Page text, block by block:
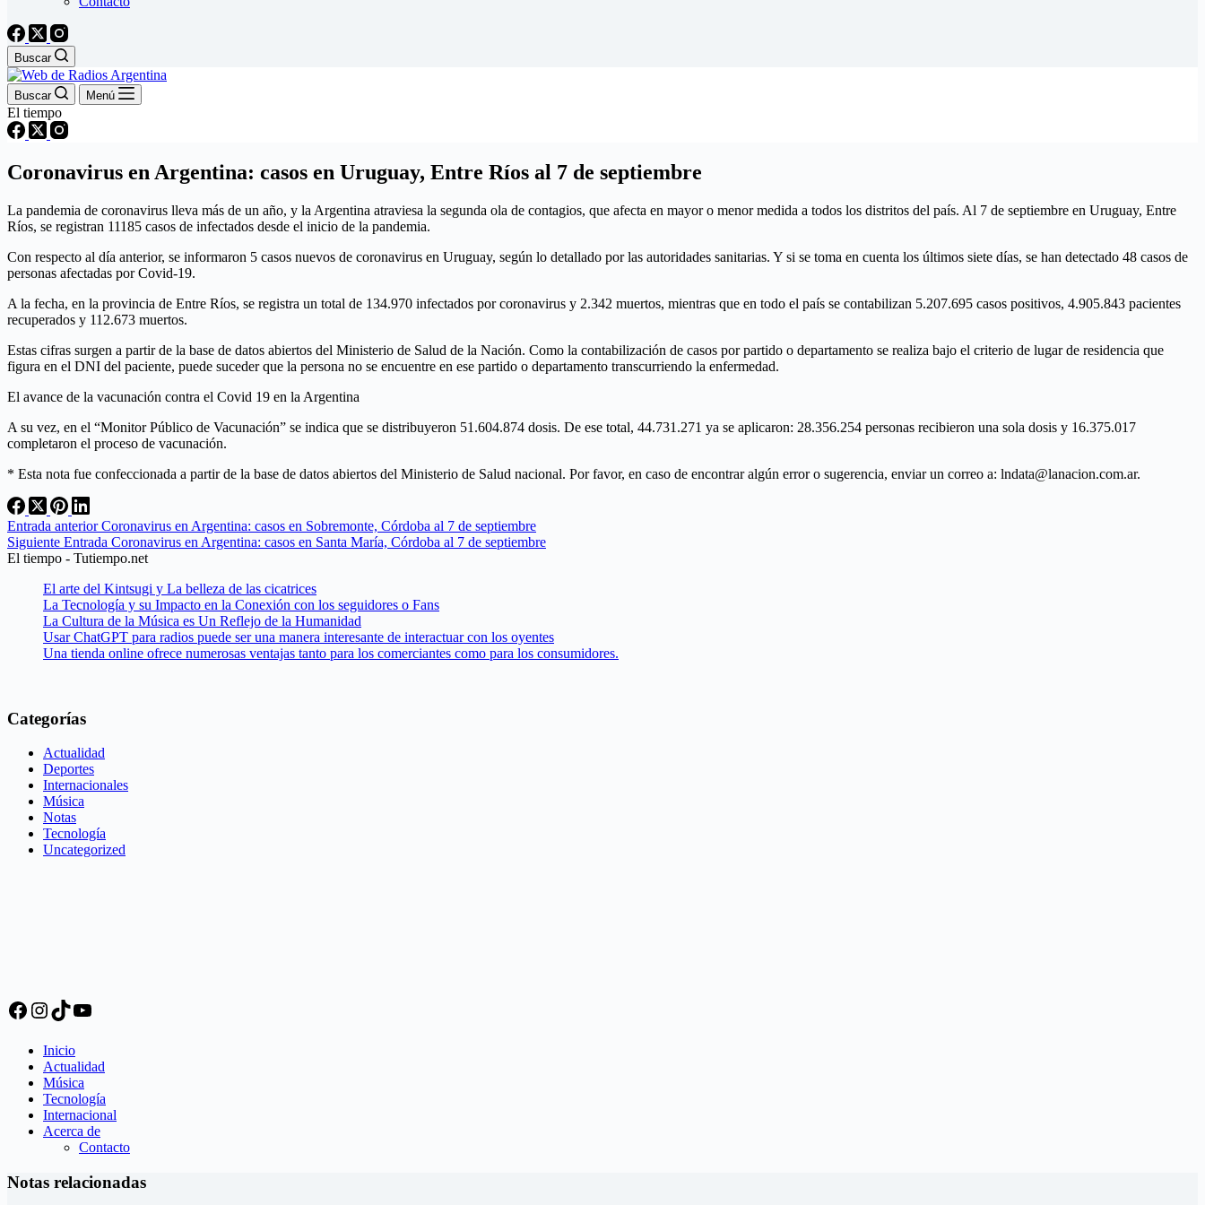
Buscar
Buscar Menú
El tiempo
Coronavirus en Argentina: casos en Uruguay, Entre Ríos al 7 de septiembre
La pandemia de coronavirus lleva más de un año, y la Argentina atraviesa la segunda ola de contagios, que afecta en mayor o menor medida a todos los distritos del país. Al 7 de septiembre en Uruguay, Entre
Ríos, se registran 11185 casos de infectados desde el inicio de la pandemia.
Con respecto al día anterior, se informaron 5 casos nuevos de coronavirus en Uruguay, según lo detallado por las autoridades sanitarias. Y si se toma en cuenta los últimos siete días, se han detectado 48 casos de
personas afectadas por Covid-19.
A la fecha, en la provincia de Entre Ríos, se registra un total de 134.970 infectados por coronavirus y 2.342 muertos, mientras que en todo el país se contabilizan 5.207.695 casos positivos, 4.905.843 pacientes
recuperados y 112.673 muertos.
Estas cifras surgen a partir de la base de datos abiertos del Ministerio de Salud de la Nación. Como la contabilización de casos por partido o departamento se realiza bajo el criterio de lugar de residencia que
figura en el DNI del paciente, puede suceder que la persona no se encuentre en ese partido o departamento transcurriendo la enfermedad.
El avance de la vacunación contra el Covid 19 en la Argentina
A su vez, en el “Monitor Público de Vacunación” se indica que se distribuyeron 51.604.874 dosis. De ese total, 44.731.271 ya se aplicaron: 28.356.254 personas recibieron una sola dosis y 16.375.017
completaron el proceso de vacunación.
* Esta nota fue confeccionada a partir de la base de datos abiertos del Ministerio de Salud nacional. Por favor, en caso de encontrar algún error o sugerencia, enviar un correo a: lndata@lanacion.com.ar.
Entrada anteriorCoronavirus en Argentina: casos en Sobremonte, Córdoba al 7 de septiembre
Siguiente Entrada Coronavirus en Argentina: casos en Santa María, Córdoba al 7 de septiembre
El tiempo - Tutiempo.net
El arte del Kintsugi y La belleza de las cicatrices
La Tecnología y su Impacto en la Conexión con los seguidores o Fans
La Cultura de la Música es Un Reflejo de la Humanidad
Usar ChatGPT para radios puede ser una manera interesante de interactuar con los oyentes
Una tienda online ofrece numerosas ventajas tanto para los comerciantes como para los consumidores.
Categorías
Actualidad
Deportes
Internacionales
Música
Notas
Tecnología
Uncategorized
Facebook
Instagram
TikTok
YouTube
Inicio
Actualidad
Música
Tecnología
Internacional
Acerca de
Contacto
Notas relacionadas